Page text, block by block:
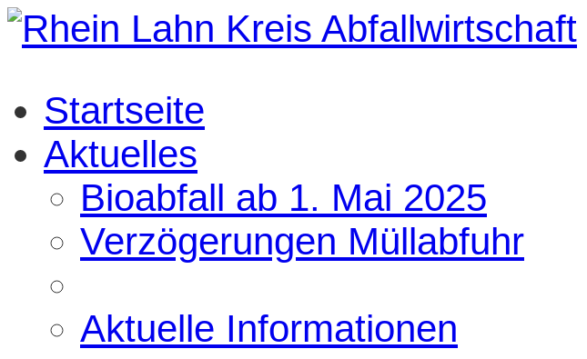
Startseite
Aktuelles
Bioabfall ab 1. Mai 2025
Verzögerungen Müllabfuhr
Aktuelle Informationen